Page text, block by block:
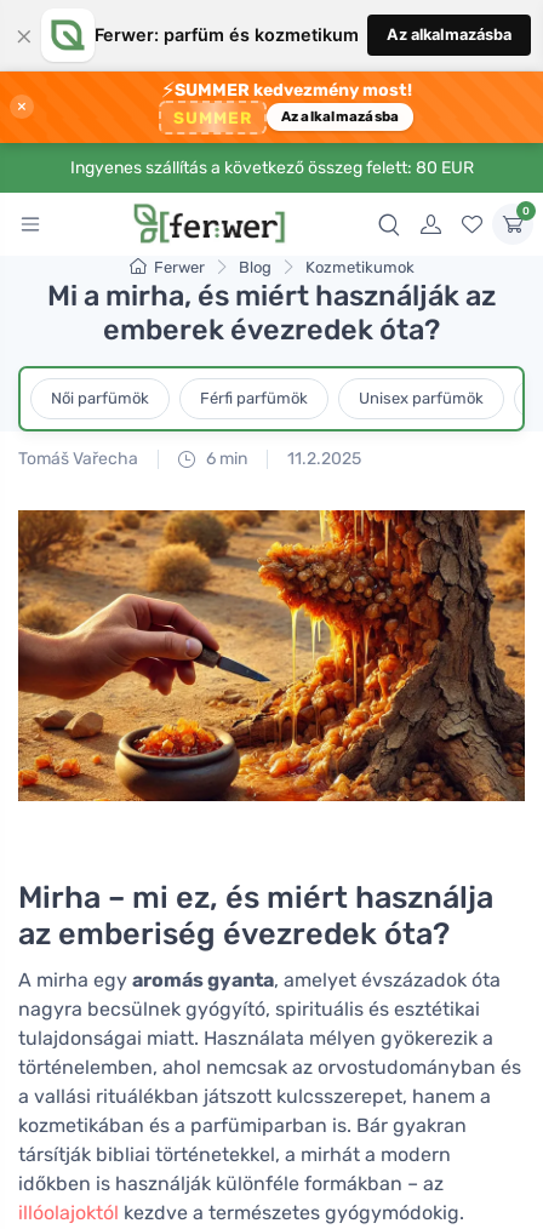
× Ferwer: parfüm és kozmetikum Az alkalmazásba
×
⚡SUMMER kedvezmény most!
SUMMER Az alkalmazásba
Ingyenes szállítás a következő összeg felett: 80 EUR
0
Ferwer Blog Kozmetikumok
Mi a mirha, és miért használják az
emberek évezredek óta?
Női parfümök Férfi parfümök Unisex parfümök
Tomáš Vařecha 6 min 11.2.2025
Mirha – mi ez, és miért használja
az emberiség évezredek óta?
A mirha egy aromás gyanta, amelyet évszázadok óta
nagyra becsülnek gyógyító, spirituális és esztétikai
tulajdonságai miatt. Használata mélyen gyökerezik a
történelemben, ahol nemcsak az orvostudományban és
a vallási rituálékban játszott kulcsszerepet, hanem a
kozmetikában és a parfümiparban is. Bár gyakran
társítják bibliai történetekkel, a mirhát a modern
időkben is használják különféle formákban – az
illóolajoktól kezdve a természetes gyógymódokig.